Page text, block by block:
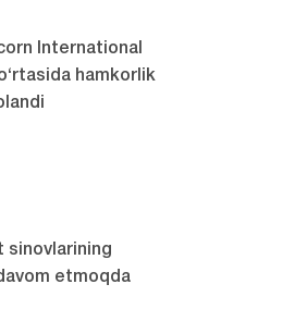
International
hamkorlik
sinovlarining
etmoqda